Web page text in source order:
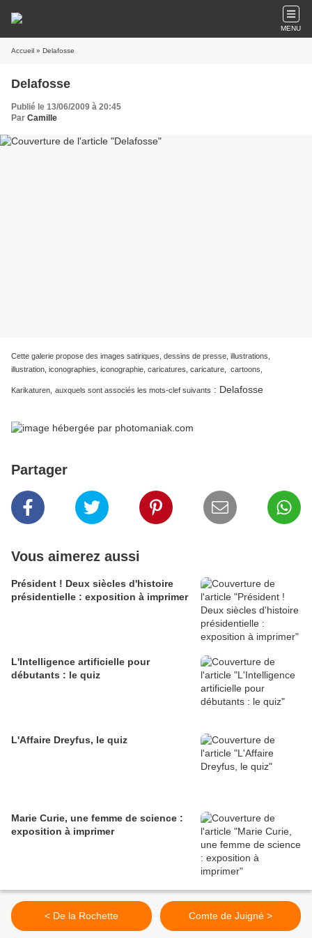
MENU
Accueil » Delafosse
Delafosse
Publié le 13/06/2009 à 20:45
Par Camille
Cette galerie propose des images satiriques, dessins de presse, illustrations,
illustration, iconographies, iconographie, caricatures, caricature, cartoons,
Karikaturen, auxquels sont associés les mots-clef suivants : Delafosse
Partager
Vous aimerez aussi
Président ! Deux siècles d'histoire
présidentielle : exposition à imprimer
L'Intelligence artificielle pour
débutants : le quiz
L'Affaire Dreyfus, le quiz
Marie Curie, une femme de science :
exposition à imprimer
< De la Rochette Comte de Juigné >